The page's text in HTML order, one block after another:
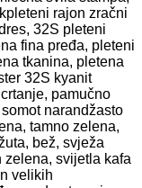
rajon zračni
32S pleteni
fina pređa, pleteni
tkanina, pletena
32S kyanit
pamučno
narandžasto
tamno zelena,
bež, svježa
zelena, svijetla kafa
velikih